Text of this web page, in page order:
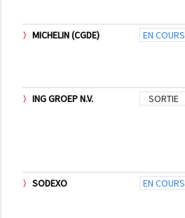
MICHELIN (CGDE) EN COURS
ING GROEP N.V. SORTIE
SODEXO EN COURS